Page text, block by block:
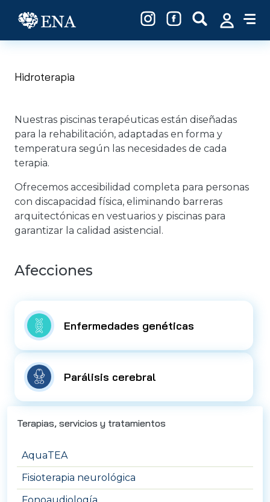
Hidroterapia
Nuestras piscinas terapéuticas están diseñadas
para la rehabilitación, adaptadas en forma y
temperatura según las necesidades de cada
terapia.
Ofrecemos accesibilidad completa para personas
con discapacidad física, eliminando barreras
arquitectónicas en vestuarios y piscinas para
garantizar la calidad asistencial.
Afecciones
Enfermedades genéticas
Parálisis cerebral
Terapias, servicios y tratamientos
AquaTEA
Fisioterapia neurológica